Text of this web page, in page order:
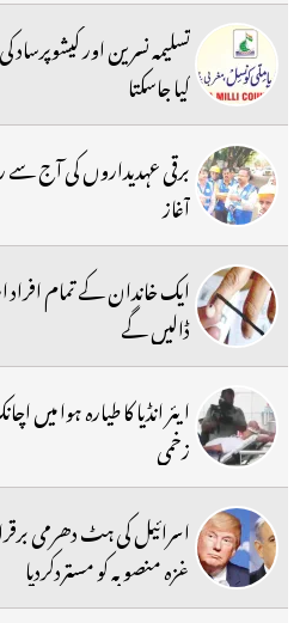
تسلیمہ نسرین اور کیشوپرساد
کیا جاسکتا
برقی عہدیداروں کی آج سے
آغاز
ایک خاندان کے تمام
ڈالیں گے
زخمی
اسرائیل کی ہٹ دھرمی
غزہ منصوبہ کو مستردکردیا